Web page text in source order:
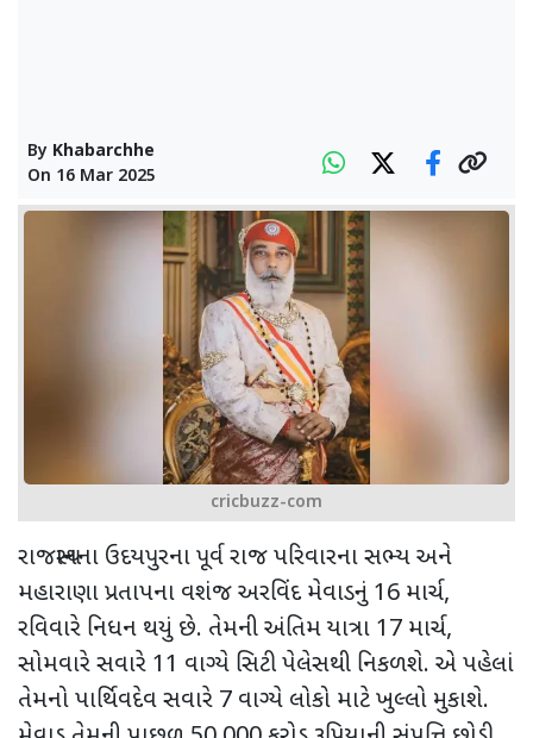
By Khabarchhe
On 16 Mar 2025
cricbuzz-com
રાજસ્થાનના ઉદયપુરના પૂર્વ રાજ પરિવારના સભ્ય અને
મહારાણા પ્રતાપના વશંજ અરવિંદ મેવાડનું16 માર્ચ,
રવિવારે નિધન થયું છે. તેમની અંતિમ યાત્રા 17 માર્ચ,
સોમવારે સવારે 11 વાગ્યે સિટી પેલેસથી નિકળશે. એ પહેલાં
તેમનો પાર્થિવદેવ સવારે 7 વાગ્યે લોકો માટે ખુલ્લો મુકાશે.